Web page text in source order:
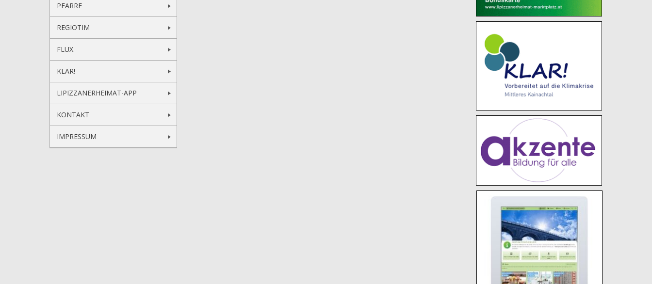
PFARRE
REGIOTIM
FLUX.
KLAR!
LIPIZZANERHEIMAT-APP
KONTAKT
IMPRESSUM